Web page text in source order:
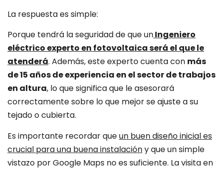
La respuesta es simple:
Porque tendrá la seguridad de que unIngeniero
eléctrico experto en fotovoltaica será el que le
atenderá. Además, este experto cuenta con más
de 15 años de experiencia en el sector de trabajos
en altura, lo que significa que le asesorará
correctamente sobre lo que mejor se ajuste a su
tejado o cubierta.
Es importante recordar queun buen diseño inicial es
crucial para una buena instalacióny que un simple
vistazo por Google Maps no es suficiente. La visita en